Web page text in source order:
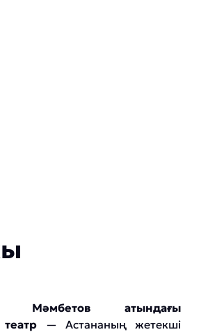
Мәмбетов атындағы
театр — Астананың жетекші